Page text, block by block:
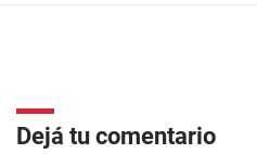
Dejá tu comentario